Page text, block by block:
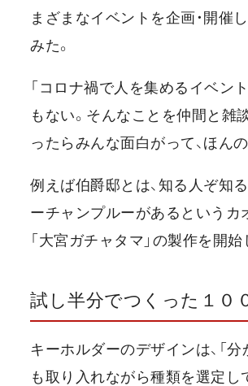
まざまなイベントを企画・開催
みた。
「コロナ禍で人を集めるイベン
もない。そんなことを仲間と雑
ったらみんな面白がって、ほん
例えば伯爵邸とは、知る人ぞ知
ーチャンプルーがあるというカ
「大宮ガチャタマ」の製作を開始
試し半分でつくった１０
キーホルダーのデザインは、「
も取り入れながら種類を選定し